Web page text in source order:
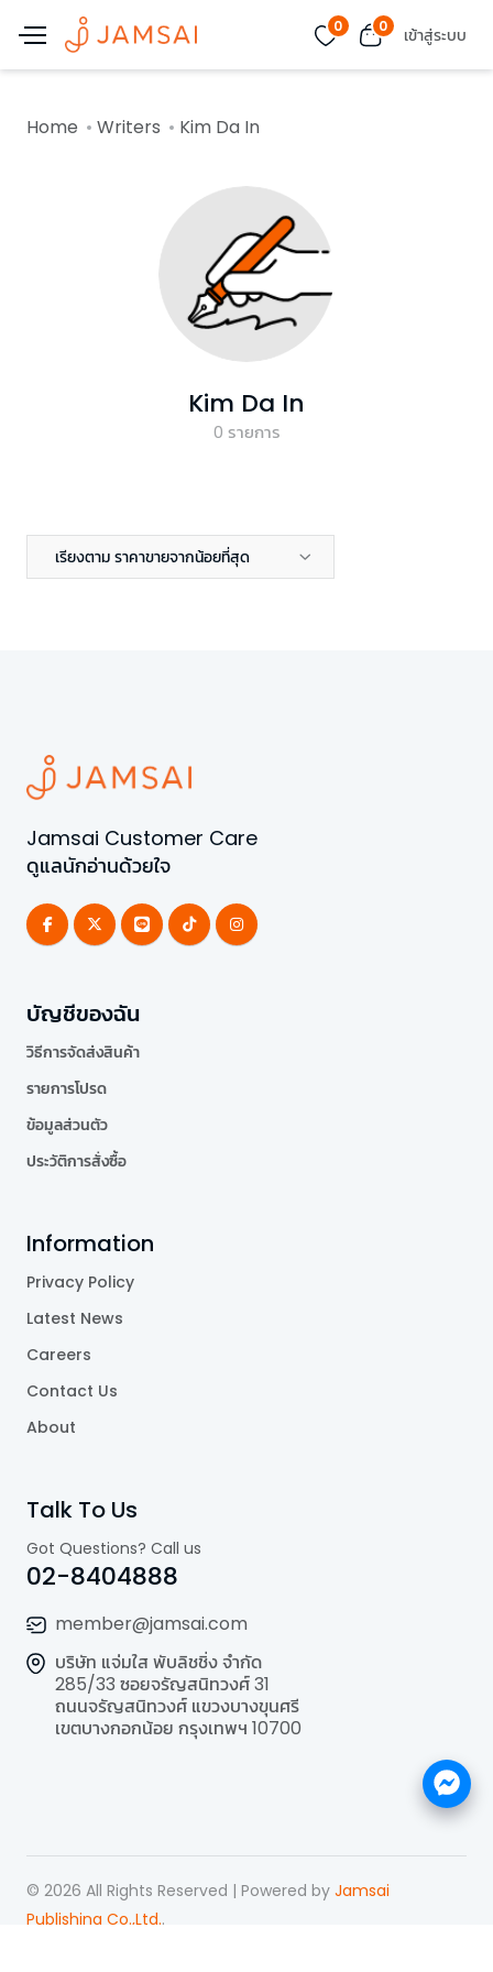
0 0 เข้าสู่ระบบ
Home Writers Kim Da In
Kim Da In
0 รายการ
เรียงตาม ราคาขายจากน้อยที่สุด
Jamsai Customer Care
ดูแลนักอ่านด้วยใจ
บัญชีของฉัน
วิธีการจัดส่งสินค้า
รายการโปรด
ข้อมูลส่วนตัว
ประวัติการสั่งซื้อ
Information
Privacy Policy
Latest News
Careers
Contact Us
About
Talk To Us
Got Questions? Call us
02-8404888
member@jamsai.com
บริษัท แจ่มใส พับลิชชิ่ง จำกัด
285/33 ซอยจรัญสนิทวงศ์ 31
ถนนจรัญสนิทวงศ์ แขวงบางขุนศรี
เขตบางกอกน้อย กรุงเทพฯ 10700
© 2026 All Rights Reserved | Powered by Jamsai
Publishing Co.,Ltd..